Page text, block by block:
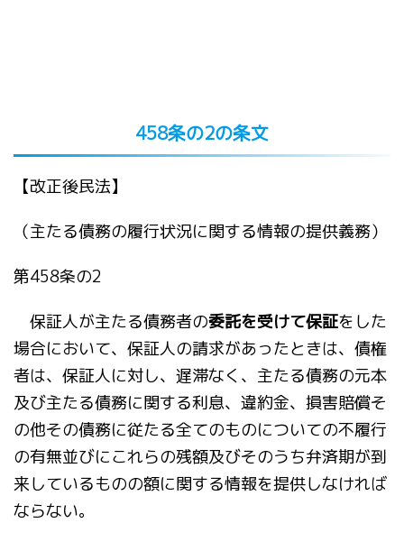
458条の2の条文
【改正後民法】
（主たる債務の履行状況に関する情報の提供義務）
第458条の2
保証人が主たる債務者の委託を受けて保証をした
場合において、保証人の請求があったときは、債権
者は、保証人に対し、遅滞なく、主たる債務の元本
及び主たる債務に関する利息、違約金、損害賠償そ
の他その債務に従たる全てのものについての不履行
の有無並びにこれらの残額及びそのうち弁済期が到
来しているものの額に関する情報を提供しなければ
ならない。